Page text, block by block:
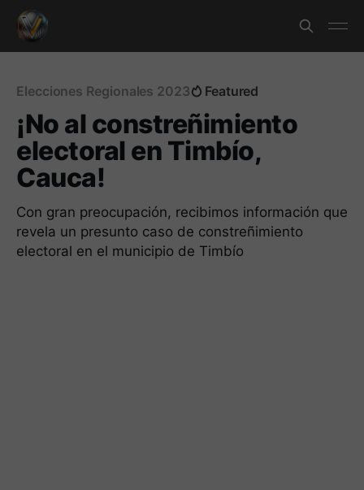
Elecciones Regionales 2023 Featured
¡No al constreñimiento
electoral en Timbío,
Cauca!
Con gran preocupación, recibimos información que
revela un presunto caso de constreñimiento
electoral en el municipio de Timbío